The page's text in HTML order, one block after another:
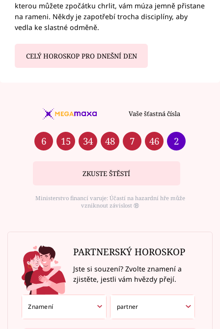
kterou můžete zpočátku chrlit, vám múza jemně přistane
na rameni. Někdy je zapotřebí trocha disciplíny, aby
vedla ke slastné odměně.
CELÝ HOROSKOP PRO DNEŠNÍ DEN
Vaše šťastná čísla
6 15 34 48 7 46 2
ZKUSTE ŠTĚSTÍ
Ministerstvo financí varuje: Účastí na hazardní hře může
vzniknout závislost ⑱
PARTNERSKÝ HOROSKOP
Jste si souzení? Zvolte znamení a
zjistěte, jestli vám hvězdy přejí.